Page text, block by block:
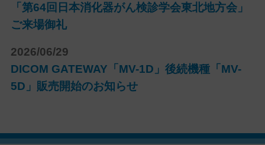
「第64回日本消化器がん検診学会東北地方会」
ご来場御礼
2026/06/29
DICOM GATEWAY「MV-1D」後続機種「MV-
5D」販売開始のお知らせ